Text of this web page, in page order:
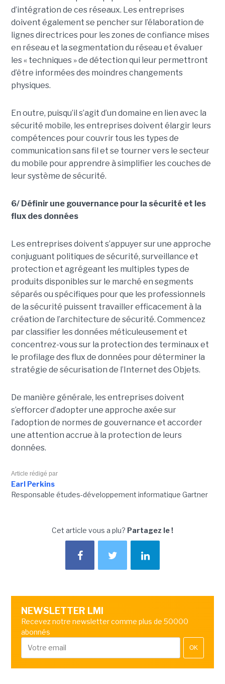
d’intégration de ces réseaux. Les entreprises
doivent également se pencher sur l’élaboration de
lignes directrices pour les zones de confiance mises
en réseau et la segmentation du réseau et évaluer
les « techniques » de détection qui leur permettront
d’être informées des moindres changements
physiques.
En outre, puisqu’il s’agit d’un domaine en lien avec la
sécurité mobile, les entreprises doivent élargir leurs
compétences pour couvrir tous les types de
communication sans fil et se tourner vers le secteur
du mobile pour apprendre à simplifier les couches de
leur système de sécurité.
6/ Définir une gouvernance pour la sécurité et les
flux des données
Les entreprises doivent s’appuyer sur une approche
conjuguant politiques de sécurité, surveillance et
protection et agrégeant les multiples types de
produits disponibles sur le marché en segments
séparés ou spécifiques pour que les professionnels
de la sécurité puissent travailler efficacement à la
création de l’architecture de sécurité. Commencez
par classifier les données méticuleusement et
concentrez-vous sur la protection des terminaux et
le profilage des flux de données pour déterminer la
stratégie de sécurisation de l’Internet des Objets.
De manière générale, les entreprises doivent
s’efforcer d’adopter une approche axée sur
l’adoption de normes de gouvernance et accorder
une attention accrue à la protection de leurs
données.
Article rédigé par
Earl Perkins
Responsable études-développement informatique Gartner
Cet article vous a plu? Partagez le !
NEWSLETTER LMI
Recevez notre newsletter comme plus de 50000
abonnés
OK